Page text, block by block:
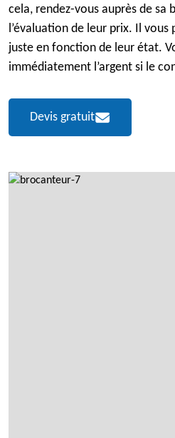
cela, rendez-vous auprès de sa
l’évaluation de leur prix. Il
juste en fonction de leur état.
immédiatement l’argent si le
Devis gratuit